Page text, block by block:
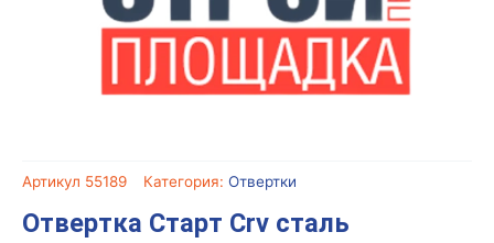
Артикул 55189 Категория: Отвертки
Отвертка Старт Crv сталь